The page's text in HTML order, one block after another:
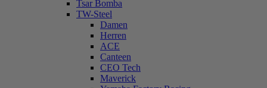
Tsar Bomba
TW-Steel
Damen
Herren
ACE
Canteen
CEO Tech
Maverick